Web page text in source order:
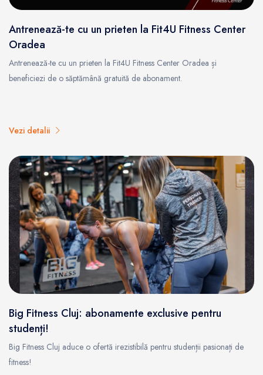
Antrenează-te cu un prieten la Fit4U Fitness Center
Oradea
Antrenează-te cu un prieten la Fit4U Fitness Center Oradea și
beneficiezi de o săptămână gratuită de abonament.
Vezi detalii
Big Fitness Cluj: abonamente exclusive pentru
studenți!
Big Fitness Cluj aduce o ofertă irezistibilă pentru studenții pasionați de
fitness!